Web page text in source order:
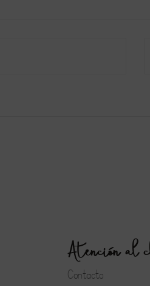
Atención al
Contacto